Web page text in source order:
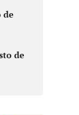
de
de